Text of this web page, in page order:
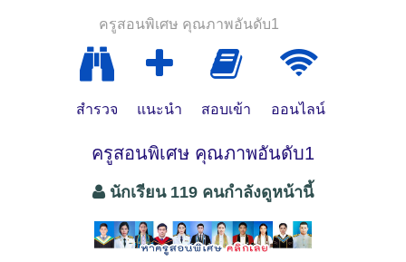
ครูสอนพิเศษ คุณภาพอันดับ1
สำรวจ แนะนำ สอบเข้า ออนไลน์
ครูสอนพิเศษ คุณภาพอันดับ1
นักเรียน 119 คนกำลังดูหน้านี้